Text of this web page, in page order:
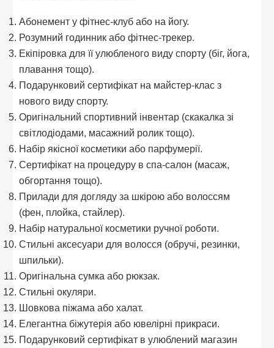
Абонемент у фітнес-клуб або на йогу.
Розумний годинник або фітнес-трекер.
Екіпіровка для її улюбленого виду спорту (біг, йога,
плавання тощо).
Подарунковий сертифікат на майстер-клас з
нового виду спорту.
Оригінальний спортивний інвентар (скакалка зі
світлодіодами, масажний ролик тощо).
Набір якісної косметики або парфумерії.
Сертифікат на процедуру в спа-салон (масаж,
обгортання тощо).
Прилади для догляду за шкірою або волоссям
(фен, плойка, стайлер).
Набір натуральної косметики ручної роботи.
Стильні аксесуари для волосся (обручі, резинки,
шпильки).
Оригінальна сумка або рюкзак.
Стильні окуляри.
Шовкова піжама або халат.
Елегантна біжутерія або ювелірні прикраси.
Подарунковий сертифікат в улюблений магазин